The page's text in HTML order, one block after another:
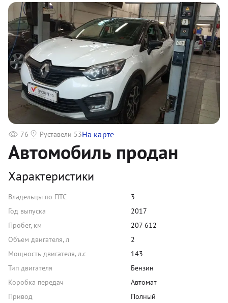
Автомобиль продан
Характеристики
Владельцы по ПТС
3
Год выпуска
2017
Пробег, км
207 612
Объем двигателя, л
2
Мощность двигателя, л.с
143
Тип двигателя
Бензин
Коробка передач
Автомат
Привод
Полный
76 Руставели 53На карте